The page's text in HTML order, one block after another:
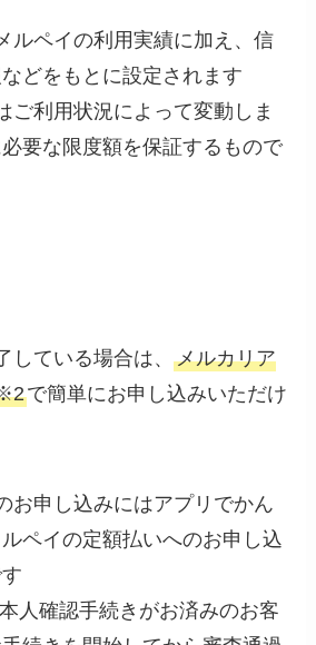
ルペイの利用実績に加え、信
どをもとに設定されます
ご利用状況によって変動しま
要な限度額を保証するもので
している場合は、メルカリア
で簡単にお申し込みいただけ
お申し込みにはアプリでかん
ペイの定額払いへのお申し込
人確認手続きがお済みのお客